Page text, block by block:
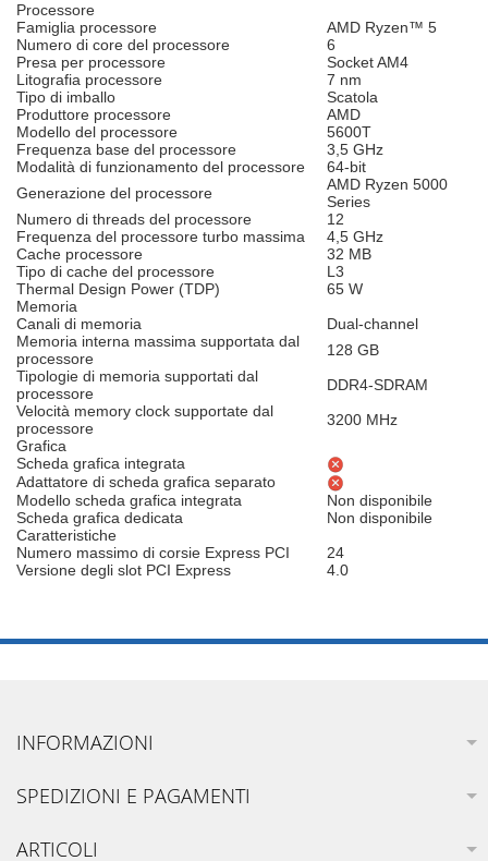
Processore
Famiglia processore
AMD Ryzen™ 5
Numero di core del processore
6
Presa per processore
Socket AM4
Litografia processore
7 nm
Tipo di imballo
Scatola
Produttore processore
AMD
Modello del processore
5600T
Frequenza base del processore
3,5 GHz
Modalità di funzionamento del processore
64-bit
Generazione del processore
AMD Ryzen 5000
Series
Numero di threads del processore
12
Frequenza del processore turbo massima
4,5 GHz
Cache processore
32 MB
Tipo di cache del processore
L3
Thermal Design Power (TDP)
65 W
Memoria
Canali di memoria
Dual-channel
Memoria interna massima supportata dal
processore
128 GB
Tipologie di memoria supportati dal
processore
DDR4-SDRAM
Velocità memory clock supportate dal
processore
3200 MHz
Grafica
Scheda grafica integrata
Adattatore di scheda grafica separato
Modello scheda grafica integrata
Non disponibile
Scheda grafica dedicata
Non disponibile
Caratteristiche
Numero massimo di corsie Express PCI
24
Versione degli slot PCI Express
4.0
INFORMAZIONI
SPEDIZIONI E PAGAMENTI
ARTICOLI